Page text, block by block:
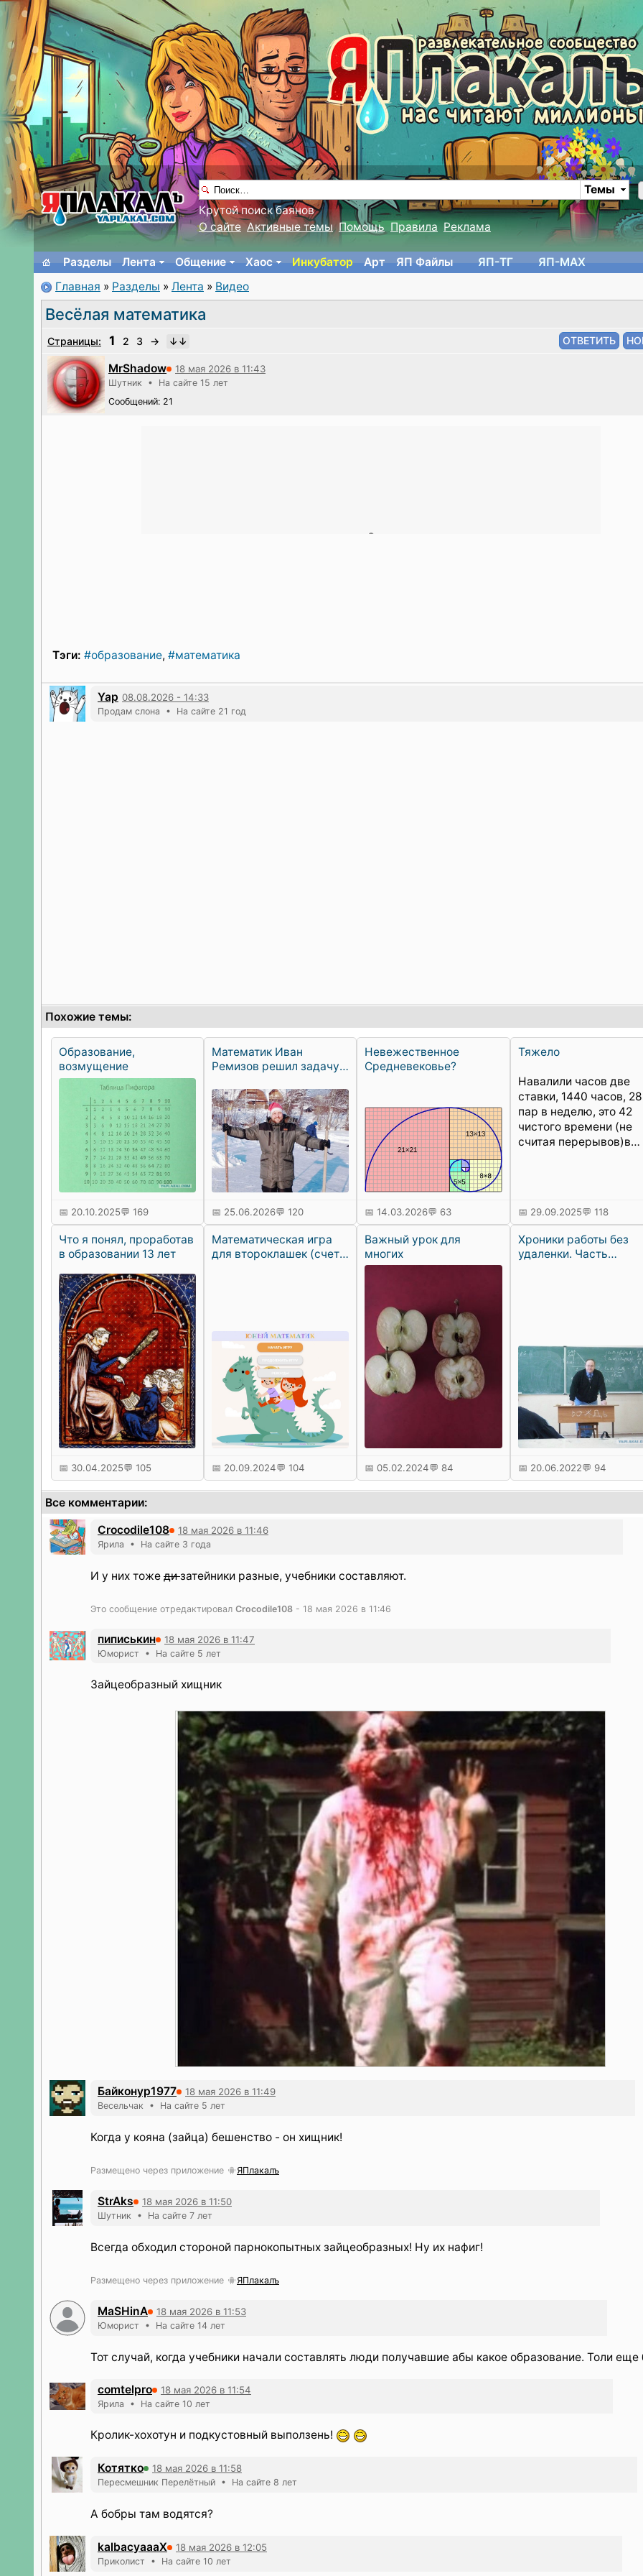
Темы
Крутой поиск баянов
О сайте Активные темы Помощь Правила Реклама
Разделы Лента Общение Хаос Инкубатор Арт ЯП Файлы ЯП-TГ
ЯП-MAX
Главная » Разделы » Лента » Видео
Весёлая математика
Страницы: 1 2 3 →
MrShadow 18 мая 2026 в 11:43
Шутник • На сайте 15 лет
Сообщений: 21
Тэги: #образование, #математика
Yap 08.08.2026 - 14:33
Продам слона • На сайте 21 год
Похожие темы:
Образование,
возмущение
📅 20.10.2025💬 169
Математик Иван
Ремизов решил задачу,
нерешаемой 190 лет
📅 25.06.2026💬 120
Невежественное
Средневековье?
📅 14.03.2026💬 63
Тяжело
Навалили часов две
ставки, 1440 часов, 28
пар в неделю, это 42
чистого времени (не
считая перерывов)в
придя домой
удержаться, и не
себе на три пальца
вискаря, или конины.А
объяснять кому-то
то хотя бы полчаса
подряд.
📅 29.09.2025💬 118
Что я понял, проработав
в образовании 13 лет
📅 30.04.2025💬 105
Математическая игра
для второклашек (счет в
📅 20.09.2024💬 104
Важный урок для
многих
📅 05.02.2024💬 84
Хроники работы без
удаленки. Часть
📅 20.06.2022💬 94
Все комментарии:
Crocodile108
18 мая 2026 в 11:46
Ярила • На сайте 3 года
И у них тоже дизатейники разные, учебники составляют.
Это сообщение отредактировал Crocodile108 - 18 мая 2026 в 11:46
пиписькин 18 мая 2026 в 11:47
Юморист • На сайте 5 лет
Зайцеобразный хищник
Байконур1977 18 мая 2026 в 11:49
Весельчак • На сайте 5 лет
Когда у кояна (зайца) бешенство - он хищник!
Размещено через приложение ЯПлакалъ
StrAks 18 мая 2026 в 11:50
Шутник • На сайте 7 лет
Всегда обходил стороной парнокопытных зайцеобразных! Ну их нафиг!
Размещено через приложение ЯПлакалъ
MaSHinA 18 мая 2026 в 11:53
Юморист • На сайте 14 лет
Тот случай, когда учебники начали составлять люди получавшие абы какое образование. Толи еще
comtelpro 18 мая 2026 в 11:54
Ярила • На сайте 10 лет
Кролик-хохотун и подкустовный выползень!
Котятко 18 мая 2026 в 11:58
Пересмешник Перелётный • На сайте 8 лет
А бобры там водятся?
kalbacyaaaX 18 мая 2026 в 12:05
Приколист • На сайте 10 лет